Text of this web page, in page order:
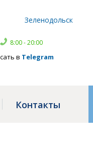
Зеленодольск
8:00 - 20:00
в Telegram
Контакты